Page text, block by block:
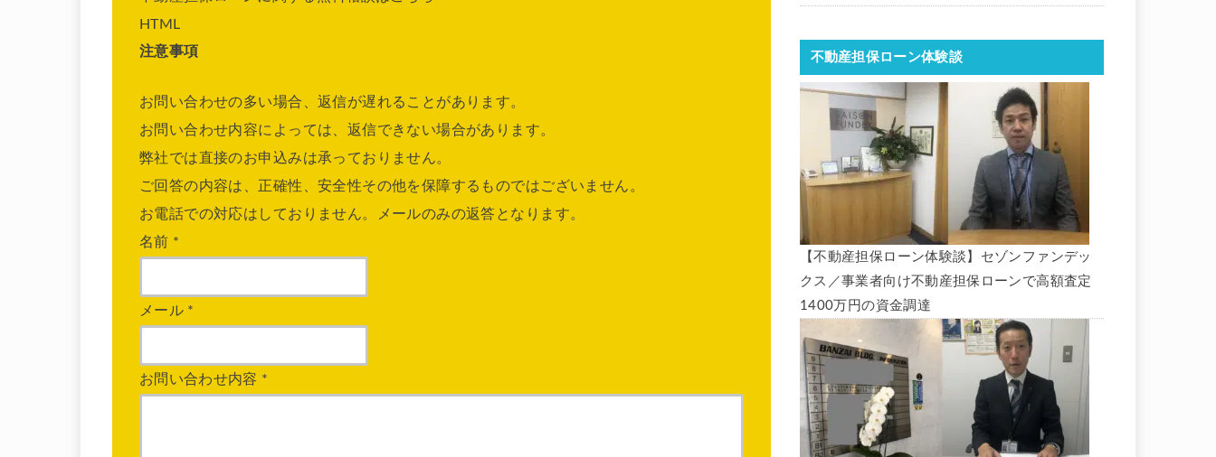
HTML
注意事項
お問い合わせの多い場合、返信が遅れることがあります。
お問い合わせ内容によっては、返信できない場合があります。
弊社では直接のお申込みは承っておりません。
ご回答の内容は、正確性、安全性その他を保障するものではございません。
お電話での対応はしておりません。メールのみの返答となります。
名前 *
メール *
お問い合わせ内容 *
不動産担保ローン体験談
【不動産担保ローン体験談】セゾンファンデッ
クス／事業者向け不動産担保ローンで高額査定
1400万円の資金調達